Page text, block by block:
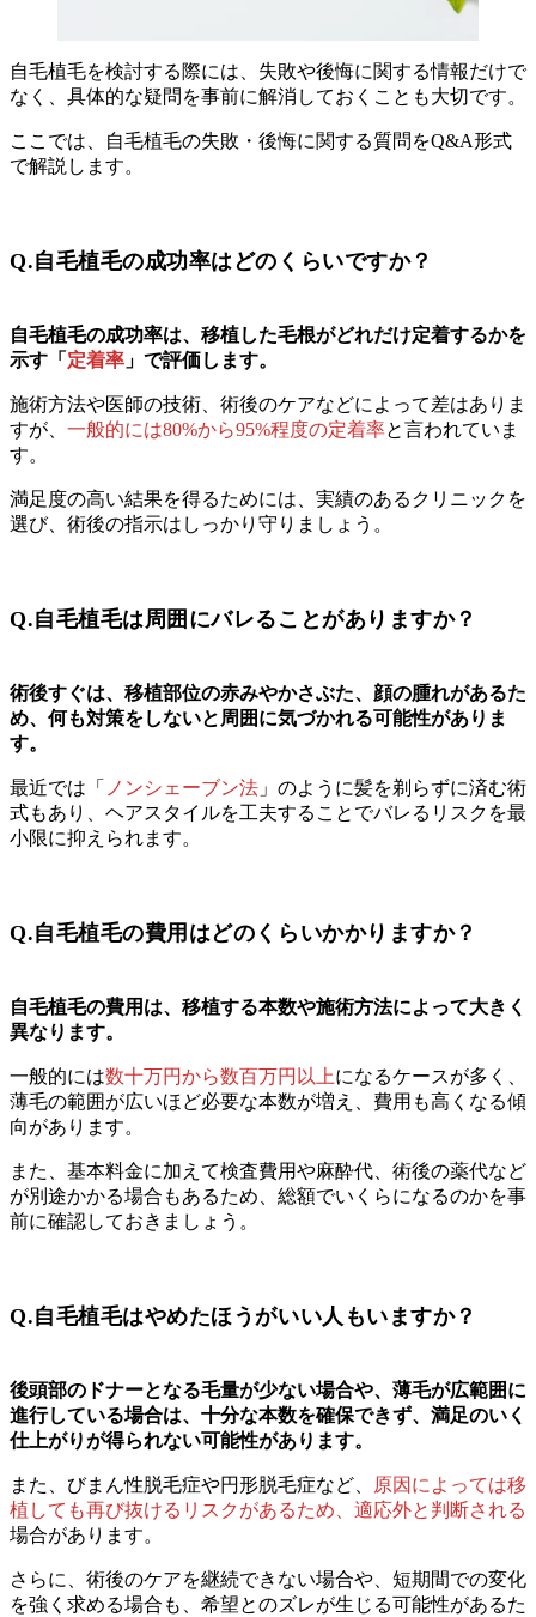
自毛植毛を検討する際には、失敗や後悔に関する情報だけで
なく、具体的な疑問を事前に解消しておくことも大切です。
ここでは、自毛植毛の失敗・後悔に関する質問をQ&A形式
で解説します。
Q.自毛植毛の成功率はどのくらいですか？
自毛植毛の成功率は、移植した毛根がどれだけ定着するかを
示す「 定着率 」で評価します。
施術方法や医師の技術、術後のケアなどによって差はありま
すが、 一般的には80%から95%程度の定着率と言われていま
す。
満足度の高い結果を得るためには、実績のあるクリニックを
選び、術後の指示はしっかり守りましょう。
Q.自毛植毛は周囲にバレることがありますか？
術後すぐは、移植部位の赤みやかさぶた、顔の腫れがあるた
め、何も対策をしないと周囲に気づかれる可能性がありま
す。
最近では「 ノンシェーブン法 」のように髪を剃らずに済む術
式もあり、ヘアスタイルを工夫することでバレるリスクを最
小限に抑えられます。
Q.自毛植毛の費用はどのくらいかかりますか？
自毛植毛の費用は、移植する本数や施術方法によって大きく
異なります。
一般的には数十万円から数百万円以上になるケースが多く、
薄毛の範囲が広いほど必要な本数が増え、費用も高くなる傾
向があります。
また、基本料金に加えて検査費用や麻酔代、術後の薬代など
が別途かかる場合もあるため、総額でいくらになるのかを事
前に確認しておきましょう。
Q.自毛植毛はやめたほうがいい人もいますか？
後頭部のドナーとなる毛量が少ない場合や、薄毛が広範囲に
進行している場合は、十分な本数を確保できず、満足のいく
仕上がりが得られない可能性があります。
また、びまん性脱毛症や円形脱毛症など、
原因によっては移
植しても再び抜けるリスクがあるため、適応外と判断される
場合があります。
さらに、術後のケアを継続できない場合や、短期間での変化
を強く求める場合も、希望とのズレが生じる可能性があるた